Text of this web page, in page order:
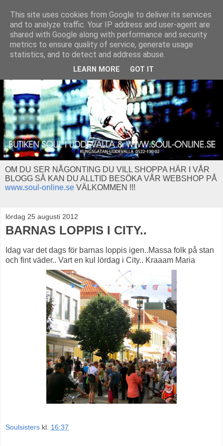
OM DU SER NÅGONTING DU VILL SHOPPA HÄR I VÅR
BLOGG SÅ KAN DU ALLTID BESÖKA VÅR WEBSHOP PÅ
www.soul-online.se VÄLKOMMEN !!!
lördag 25 augusti 2012
BARNAS LOPPIS I CITY..
Idag var det dags för barnas loppis igen..Massa folk på stan
och fint väder.. Vart en kul lördag i City.. Kraaam Maria
Soulsisters kl. 16:37
This site uses cookies from Google to deliver its services
and to analyze traffic. Your IP address and user-agent are
shared with Google along with performance and security
metrics to ensure quality of service, generate usage
statistics, and to detect and address abuse.
LEARN MORE GOT IT